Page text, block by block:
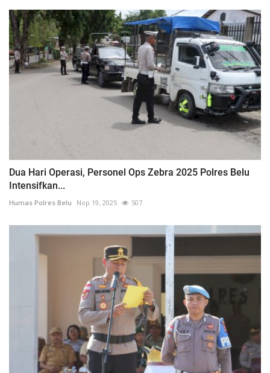
Dua Hari Operasi, Personel Ops Zebra 2025 Polres Belu
Intensifkan...
Humas Polres Belu Nop 19, 2025 507